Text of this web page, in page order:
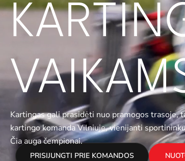
Kartingas gali prasidėti nuo pramogos trasoje,
kartingo komanda Vilniuje, vienijanti
Čia auga čempionai.
PRISIJUNGTI PRIE KOMANDOS